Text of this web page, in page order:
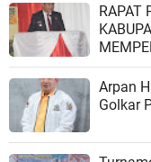
RAPAT
PALAS
Arpan
Golkar